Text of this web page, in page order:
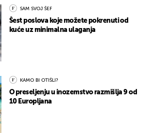
SAM SVOJ ŠEF
Šest poslova koje možete pokrenuti od
kuće uz minimalna ulaganja
KAMO BI OTIŠLI?
O preseljenju u inozemstvo razmišlja 9 od
10 Europljana